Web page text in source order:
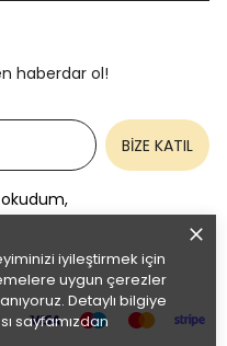
iyileştirmek için
uygun çerezler
Detaylı bilgiye
sayfamızdan
haberdar ol!
BİZE KATIL
okudum,